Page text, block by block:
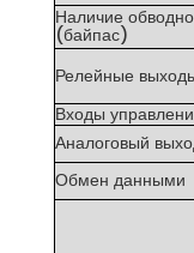
Наличие
(байпас)
Релейные
Входы
Аналоговый
Обмен данными